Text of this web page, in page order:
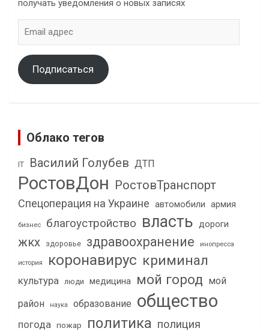
получать уведомления о новых записях
адрес
Подписаться
Облако тегов
IT Василий Голубев ДТП
РостовДон РостовТранспорт
Спецоперация на Украине автомобили армия
бизнес благоустройство власть дороги
жкх здоровье здравоохранение инопресса
история коронавирус криминал
культура люди медицина мой город мой
район
наука образование общество
погода пожар политика полиция